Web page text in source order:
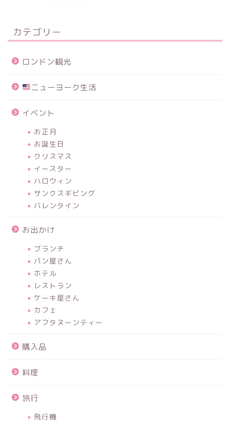
カテゴリー
ロンドン観光
ニューヨーク生活
イベント
お正月
お誕生日
クリスマス
イースター
ハロウィン
サンクスギビング
バレンタイン
お出かけ
ブランチ
パン屋さん
ホテル
レストラン
ケーキ屋さん
カフェ
アフタヌーンティー
購入品
料理
旅行
飛行機